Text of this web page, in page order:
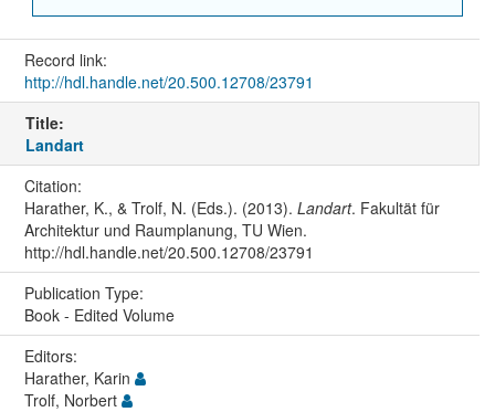
Record link:
http://hdl.handle.net/20.500.12708/23791
Title:
Landart
Citation:
Harather, K., & Trolf, N. (Eds.). (2013). Landart. Fakultät für
Architektur und Raumplanung, TU Wien.
http://hdl.handle.net/20.500.12708/23791
Publication Type:
Book - Edited Volume
Editors:
Harather, Karin
Trolf, Norbert